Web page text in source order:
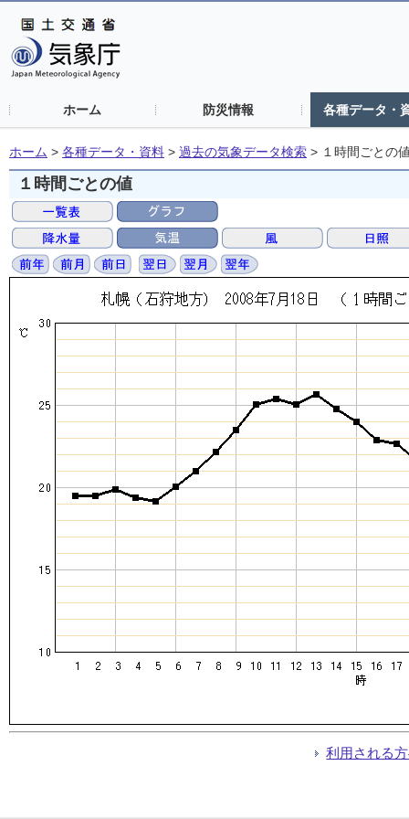
ホーム 防災情報 各種データ・
ホーム > 各種データ・資料 > 過去の気象データ検索 > １時間ごとの
１時間ごとの値
利用される